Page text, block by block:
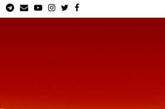
Facebook
Twitter
Instagram
Youtube
Email